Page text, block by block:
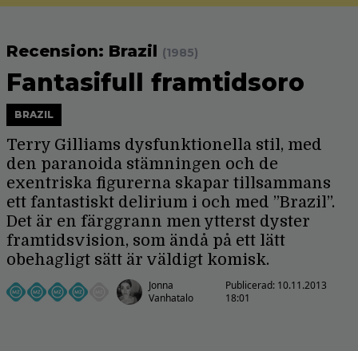
Recension: Brazil (1985)
Fantasifull framtidsoro
BRAZIL
Terry Gilliams dysfunktionella stil, med
den paranoida stämningen och de
exentriska figurerna skapar tillsammans
ett fantastiskt delirium i och med ”Brazil”.
Det är en färggrann men ytterst dyster
framtidsvision, som ändå på ett lätt
obehagligt sätt är väldigt komisk.
Jonna
Vanhatalo
Publicerad: 10.11.2013
18:01